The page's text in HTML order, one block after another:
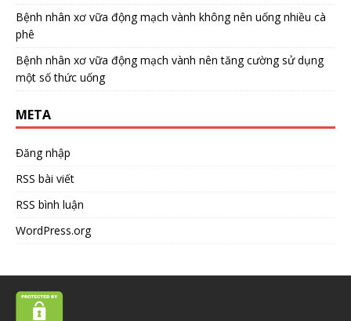
Bệnh nhân xơ vữa động mạch vành không nên uống nhiều cà
phê
Bệnh nhân xơ vữa động mạch vành nên tăng cường sử dụng
một số thức uống
META
Đăng nhập
RSS bài viết
RSS bình luận
WordPress.org